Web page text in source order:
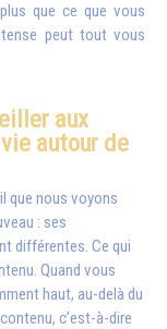
que ce que vous
peut tout vous
aux
autour de
que nous voyons
: ses
différentes. Ce qui
Quand vous
haut, au-delà du
c’est-à-dire